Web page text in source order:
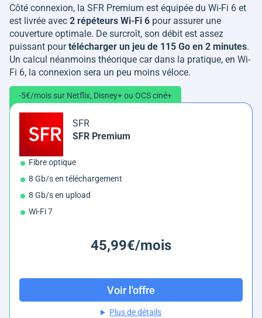
Côté connexion, la SFR Premium est équipée du Wi-Fi 6 et
est livrée avec 2 répéteurs Wi-Fi 6 pour assurer une
couverture optimale. De surcroît, son débit est assez
puissant pourtélécharger un jeu de 115 Go en 2 minutes.
Un calcul néanmoins théorique car dans la pratique, en Wi-
Fi 6, la connexion sera un peu moins véloce.
-5€/mois sur Netflix, Disney+ ou OCS ciné+
SFR
SFR Premium
Fibre optique
8 Gb/s en téléchargement
8 Gb/s en upload
Wi-Fi 7
45,99€/mois
Voir l'offre
Plus de détails